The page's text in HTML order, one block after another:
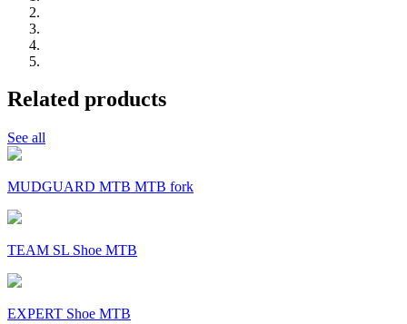
Related products
See all
MUDGUARD MTB MTB fork
TEAM SL Shoe MTB
EXPERT Shoe MTB